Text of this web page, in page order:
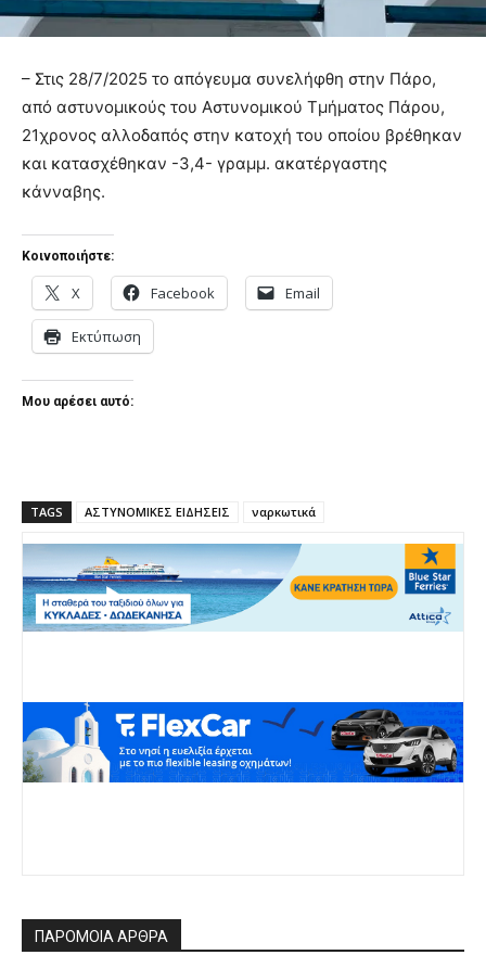
– Στις 28/7/2025 το απόγευμα συνελήφθη στην Πάρο,
από αστυνομικούς του Αστυνομικού Τμήματος Πάρου,
21χρονος αλλοδαπός στην κατοχή του οποίου βρέθηκαν
και κατασχέθηκαν -3,4- γραμμ. ακατέργαστης
κάνναβης.
Κοινοποιήστε:
X Facebook Email
Εκτύπωση
Μου αρέσει αυτό:
TAGS ΑΣΤΥΝΟΜΙΚΕΣ ΕΙΔΗΣΕΙΣ ναρκωτικά
ΠΑΡΟΜΟΙΑ ΑΡΘΡΑ